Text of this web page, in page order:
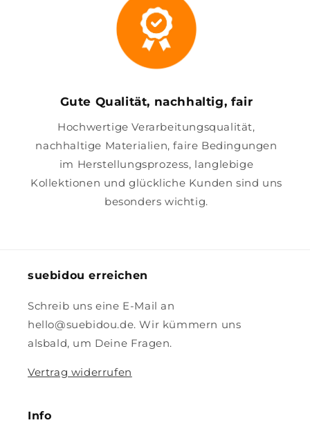
Gute Qualität, nachhaltig, fair
Hochwertige Verarbeitungsqualität,
nachhaltige Materialien, faire Bedingungen
im Herstellungsprozess, langlebige
Kollektionen und glückliche Kunden sind uns
besonders wichtig.
suebidou erreichen
Schreib uns eine E-Mail an
hello@suebidou.de. Wir kümmern uns
alsbald, um Deine Fragen.
Vertrag widerrufen
Info